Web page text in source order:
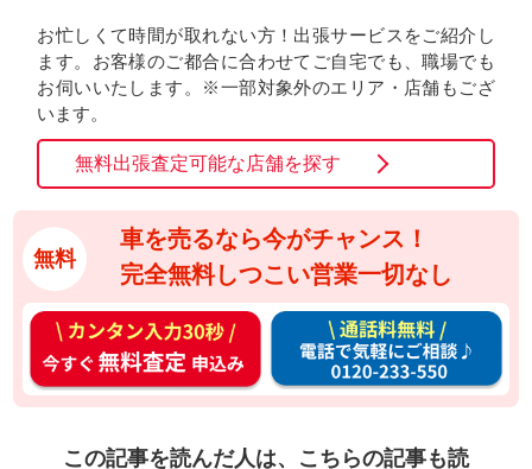
お忙しくて時間が取れない方！出張サービスをご紹介し
ます。お客様のご都合に合わせてご自宅でも、職場でも
お伺いいたします。※一部対象外のエリア・店舗もござ
います。
無料出張査定可能な店舗を探す
無料
車を売るなら今がチャンス！
完全無料しつこい営業一切なし
カ
ン
タ
通
料
料
この記事を読んだ人は、こちらの記事も読